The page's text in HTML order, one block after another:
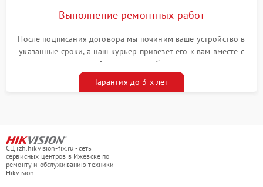
Выполнение ремонтных работ
После подписания договора мы починим ваше устройство в
указанные сроки, а наш курьер привезет его к вам вместе с
гарантийным талоном бесплатно
Гарантия до 3-х лет
СЦ izh.hikvision-fix.ru - сеть
сервисных центров в Ижевске по
ремонту и обслуживанию техники
Hikvision